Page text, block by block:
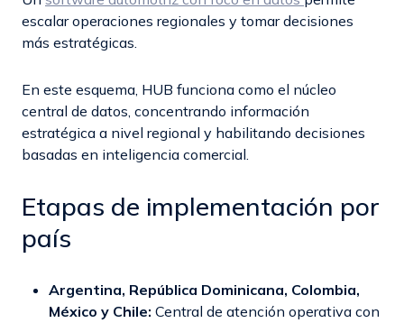
escalar operaciones regionales y tomar decisiones
más estratégicas.
En este esquema, HUB funciona como el núcleo
central de datos, concentrando información
estratégica a nivel regional y habilitando decisiones
basadas en inteligencia comercial.
Etapas de implementación por
país
Argentina, República Dominicana, Colombia,
México y Chile: Central de atención operativa con